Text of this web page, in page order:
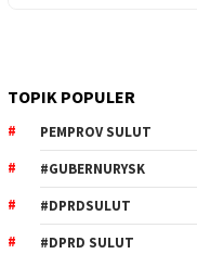
TOPIK POPULER
PEMPROV SULUT
#GUBERNURYSK
#DPRDSULUT
#DPRD SULUT